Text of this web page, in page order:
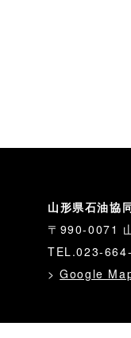
山形県石油協
〒990-0071
TEL.023-
>Google